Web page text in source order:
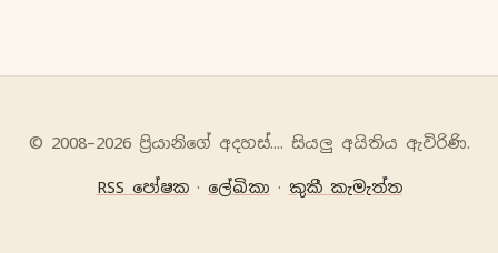
© 2008–2026 ප්‍රියානිගේ අදහස්‍.... සියලු අයිතිය ඇවිරිණි.
RSS පෝෂක· ලේඛිකා · කුකී කැමැත්ත